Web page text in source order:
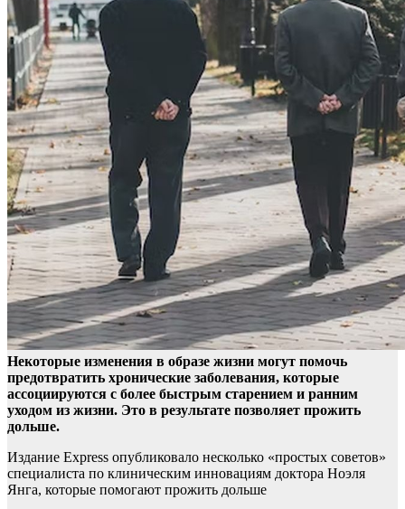
Некоторые изменения в образе жизни могут помочь
предотвратить хронические заболевания, которые
ассоциируются с более быстрым старением и ранним
уходом из жизни. Это в результате позволяет прожить
дольше.
Издание Express опубликовало несколько «простых советов»
специалиста по клиническим инновациям доктора Ноэля
Янга, которые помогают прожить дольше